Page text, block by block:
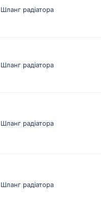
Шланг радіатора
Шланг радіатора
Шланг радіатора
Шланг радіатора